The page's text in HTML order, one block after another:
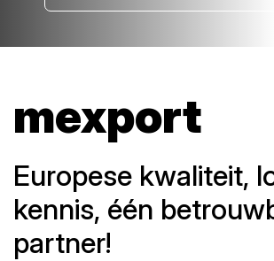
mexport
Europese kwaliteit,
kennis, één
partner!